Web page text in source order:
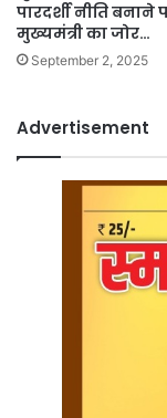
पारदर्शी नीति बनाने
मुख्यमंत्री का जोर…
September 2, 2025
Advertisement